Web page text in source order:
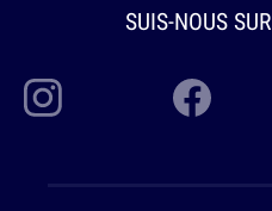
SUIS-NOUS SUR